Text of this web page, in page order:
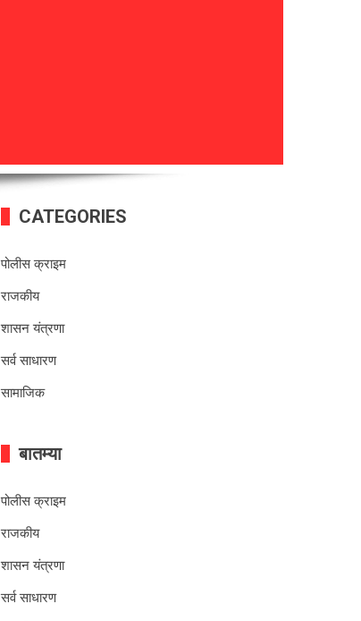
CATEGORIES
पोलीस क्राइम
राजकीय
शासन यंत्रणा
सर्व साधारण
सामाजिक
बातम्या
पोलीस क्राइम
राजकीय
शासन यंत्रणा
सर्व साधारण